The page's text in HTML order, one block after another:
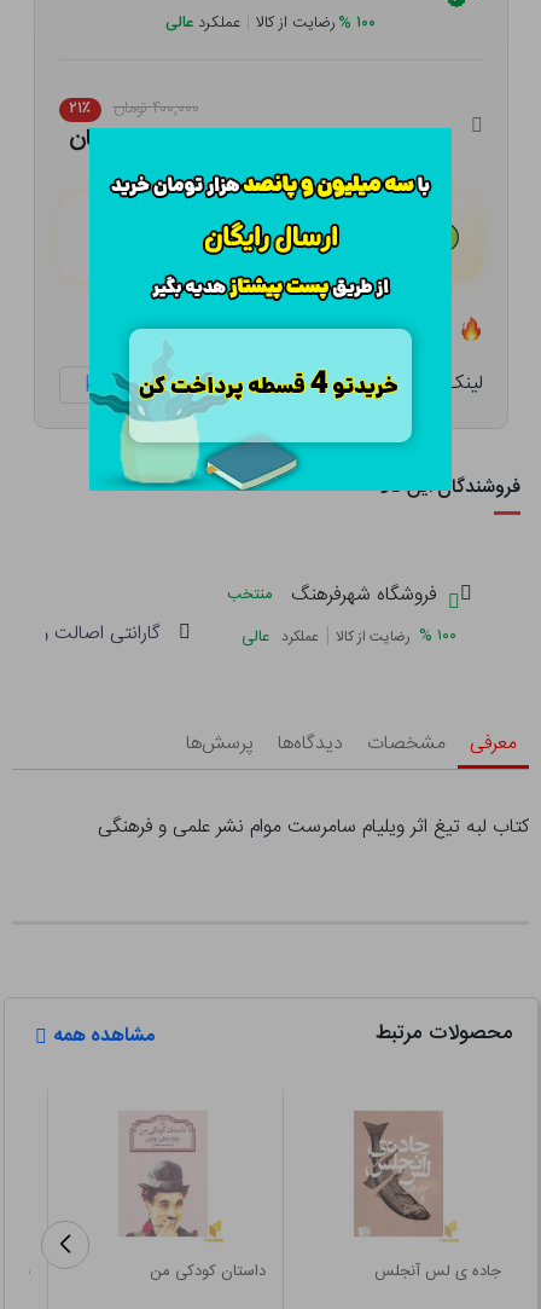
۱۰۰ %رضایت از کالا | عملکرد عالی
۴۰۰,۰۰۰ تومان ۲۱٪
۳۱۶,۰۰۰ تومان
هـر قسط با تــرب‌پــی:
تعداد ۲ عدد در انبار موجود است
لینک کوتاه: ketabtala.com/sbp-9888
فروشندگان این کالا
فروشگاه شهرفرهنگ
منتخب
۱۰۰ % رضایت از کالا | عملکرد عالی گارانتی اصالت و
معرفی مشخصات دیدگاه‌ها پرسش‌ها
کتاب لبه تیغ اثر ویلیام سامرست موام نشر علمی و فرهنگی
محصولات مرتبط مشاهده همه
جاده ی لس آنجلس داستان کودکی من